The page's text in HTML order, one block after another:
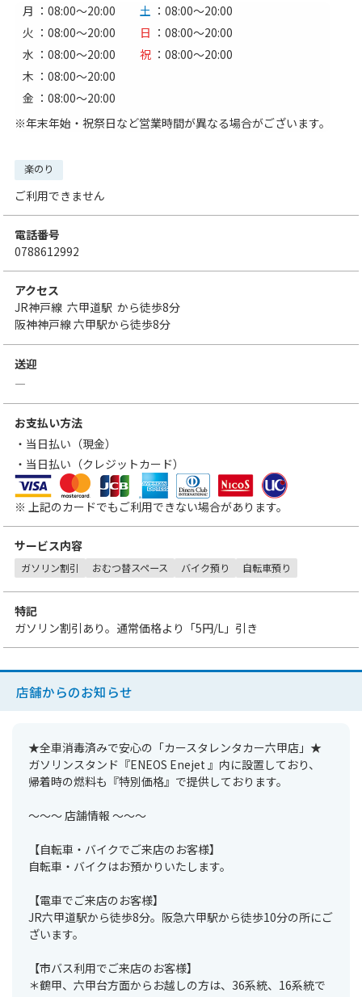
月 ：08:00〜20:00
火 ：08:00〜20:00
水 ：08:00〜20:00
木 ：08:00〜20:00
金 ：08:00〜20:00
土 ：08:00〜20:00
日 ：08:00〜20:00
祝 ：08:00〜20:00
※年末年始・祝祭日など営業時間が異なる場合がございます。
楽のり
ご利用できません
電話番号
0788612992
アクセス
JR神戸線 六甲道駅 から徒歩8分
阪神神戸線 六甲駅から徒歩8分
送迎
―
お支払い方法
・当日払い（現金）
・当日払い（クレジットカード）
VISA
MasterCard
JCB アメリカン・エキスプレス
ダイナースクラブカード
三菱UFJニコス
UCカード
※ 上記のカードでもご利用できない場合があります。
サービス内容
ガソリン割引 おむつ替スペース バイク預り 自転車預り
特記
ガソリン割引あり。通常価格より「5円/L」引き
店舗からのお知らせ
★全車消毒済みで安心の「カースタレンタカー六甲店」★
ガソリンスタンド『ENEOS Enejet 』内に設置しており、
帰着時の燃料も『特別価格』で提供しております。
～～～ 店舗情報 ～～～
【自転車・バイクでご来店のお客様】
自転車・バイクはお預かりいたします。
【電車でご来店のお客様】
JR六甲道駅から徒歩8分。阪急六甲駅から徒歩10分の所にご
ざいます。
【市バス利用でご来店のお客様】
＊鶴甲、六甲台方面からお越しの方は、36系統、16系統で